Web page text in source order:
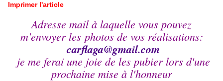
Imprimer l'article
Adresse mail à laquelle vous pouvez
m'envoyer les photos de vos réalisations:
carflaga@gmail.com
je me ferai une joie de les pubier lors d'une
prochaine mise à l'honneur